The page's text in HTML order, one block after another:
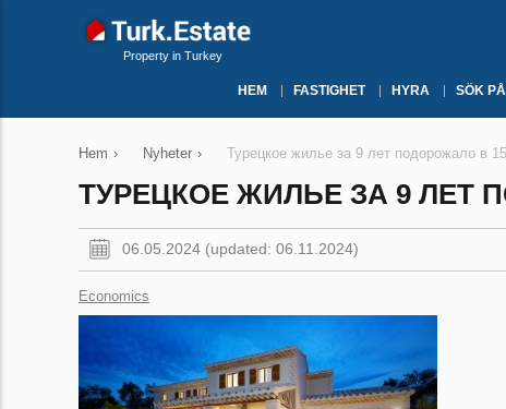
Property in Turkey
HEM FASTIGHET HYRA SÖK
Hem › Nyheter › Турецкое жилье за 9 лет подорожало в
ТУРЕЦКОЕ ЖИЛЬЕ ЗА 9 ЛЕТ
06.05.2024 (updated: 06.11.2024)
Economics